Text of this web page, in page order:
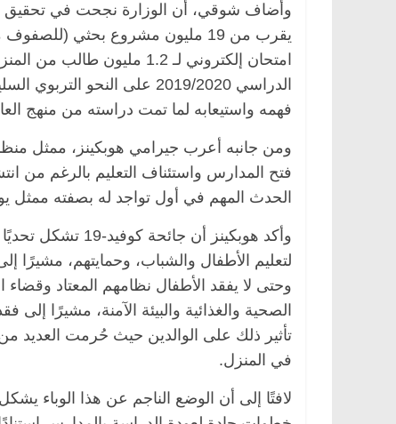
وأضاف شوقي، أن الوزارة نجحت في تحقيق
يقرب من 19 مليون مشروع بحثي
امتحان إلكتروني لـ 1.2
الدراسي 2019/2020 على
فهمه واستيعابه لما تمت دراسته من منهج
ومن جانبه أعرب جيرامي هوبكينز، ممثل
الحدث المهم في أول تواجد له بصفته ممثل
وأكد هوبكينز أن
لتعليم الأطفال والشباب، وحمايتهم، مشيرًا
وحتى لا يفقد الأطفال نظامهم المعتاد
الصحية والغذائية والبيئة الآمنة، مشيرًا
تأثير ذلك على الوالدين حيث حُرمت
في المنزل.
لافتًا إلى أن الوضع الناجم عن هذا الوباء